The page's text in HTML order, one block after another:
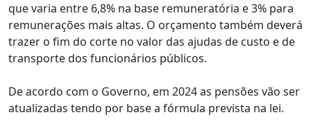
que varia entre 6,8% na base remuneratória e 3% para
remunerações mais altas. O orçamento também deverá
trazer o fim do corte no valor das ajudas de custo e de
transporte dos funcionários públicos.
De acordo com o Governo, em 2024 as pensões vão ser
atualizadas tendo por base a fórmula prevista na lei.